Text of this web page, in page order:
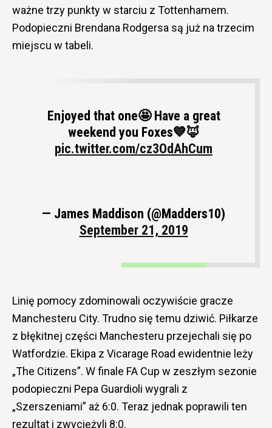
ważne trzy punkty w starciu z Tottenhamem.
Podopieczni Brendana Rodgersa są już na trzecim
miejscu w tabeli.
Enjoyed that one🤩 Have a great
weekend you Foxes💙🦊
pic.twitter.com/cz3OdAhCum
— James Maddison (@Madders10)
September 21, 2019
Linię pomocy zdominowali oczywiście gracze
Manchesteru City. Trudno się temu dziwić. Piłkarze
z błękitnej części Manchesteru przejechali się po
Watfordzie. Ekipa z Vicarage Road ewidentnie leży
„The Citizens”. W finale FA Cup w zeszłym sezonie
podopieczni Pepa Guardioli wygrali z
„Szerszeniami” aż 6:0. Teraz jednak poprawili ten
rezultat i zwyciężyli 8:0.